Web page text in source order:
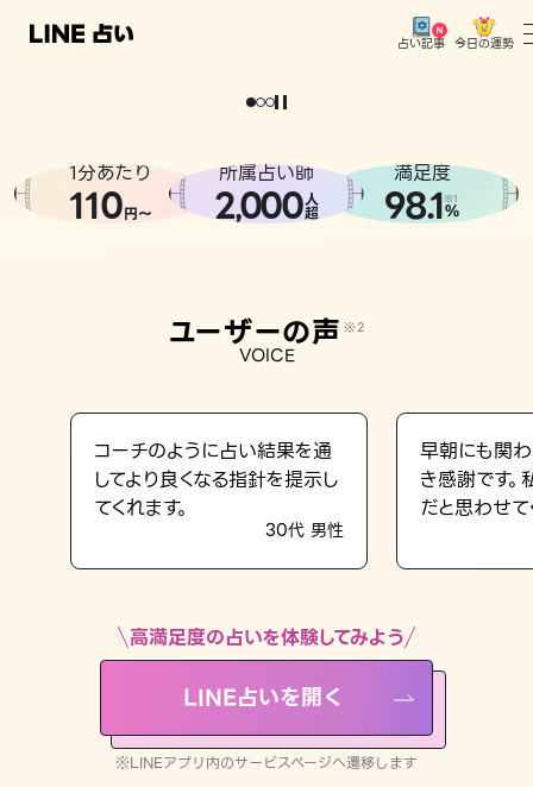
占い記事 今日の運勢
相談事例
LINE占いを開く
※LINEアプリ内のサービスページへ遷移します
どうせなら
。
1分あたり
110円〜
所属占い師
2,000人
超
満足度
98.1※1
%
ユーザーの声 ※2
VOICE
コーチのように占い結果を通
してより良くなる指針を提示し
てくれます。
30代 男性
早朝にも関
き感謝です
だと思わせて
高満足度の占いを体験してみよう
LINE占いを開く
※LINEアプリ内のサービスページへ遷移します